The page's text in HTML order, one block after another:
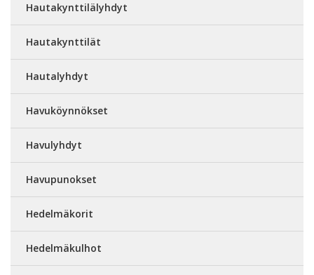
Hautakynttilälyhdyt
Hautakynttilät
Hautalyhdyt
Havuköynnökset
Havulyhdyt
Havupunokset
Hedelmäkorit
Hedelmäkulhot